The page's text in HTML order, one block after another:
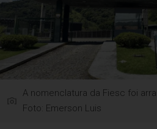
A nomenclatura da Fiesc foi
Foto: Emerson Luis